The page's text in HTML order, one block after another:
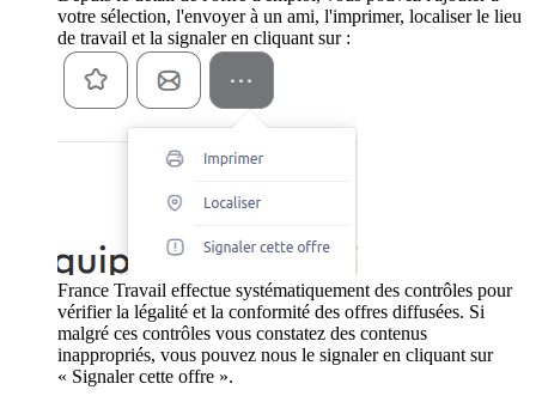
votre sélection, l'envoyer à un ami, l'imprimer, localiser le lieu
de travail et la signaler en cliquant sur :
France Travail effectue systématiquement des contrôles pour
vérifier la légalité et la conformité des offres diffusées. Si
malgré ces contrôles vous constatez des contenus
inappropriés, vous pouvez nous le signaler en cliquant sur
« Signaler cette offre ».